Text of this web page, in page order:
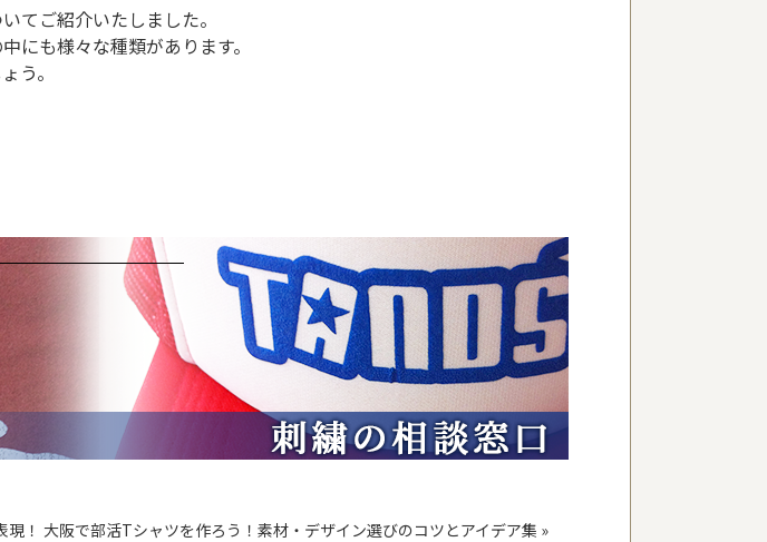
てご紹介いたしました。
にも様々な種類があります。
う。
！ 大阪で部活Tシャツを作ろう！素材・デザイン選びのコツとアイデア集 »